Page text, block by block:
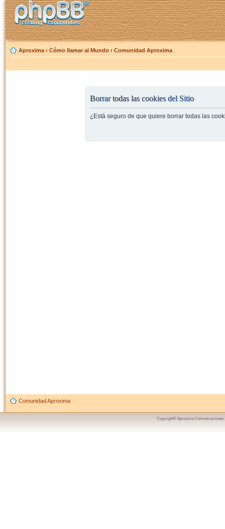
Aproxima ‹ Cómo llamar al Mundo ‹ Comunidad Aproxima
Borrar todas las cookies del Sitio
¿Está seguro de que quiere borrar todas las
Comunidad Aproxima
Copyright© Aproxima Comunicaciones